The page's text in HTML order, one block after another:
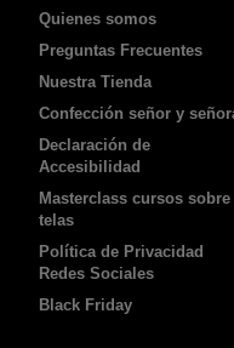
Quienes somos
Preguntas Frecuentes
Nuestra Tienda
Confección señor y
Declaración de
Accesibilidad
Masterclass cursos sobre
telas
Política de Privacidad
Redes Sociales
Black Friday